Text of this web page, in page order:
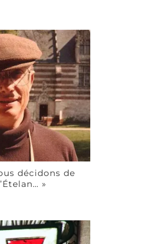
décidons de
»